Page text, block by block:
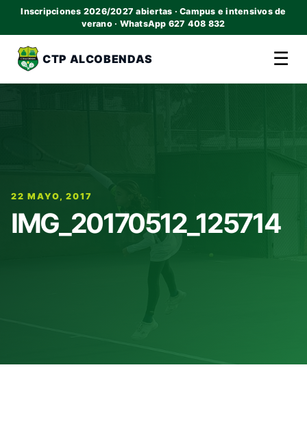
Inscripciones 2026/2027 abiertas · Campus e intensivos de
verano · WhatsApp 627 408 832
CTP ALCOBENDAS ☰
22 MAYO, 2017
IMG_20170512_125714